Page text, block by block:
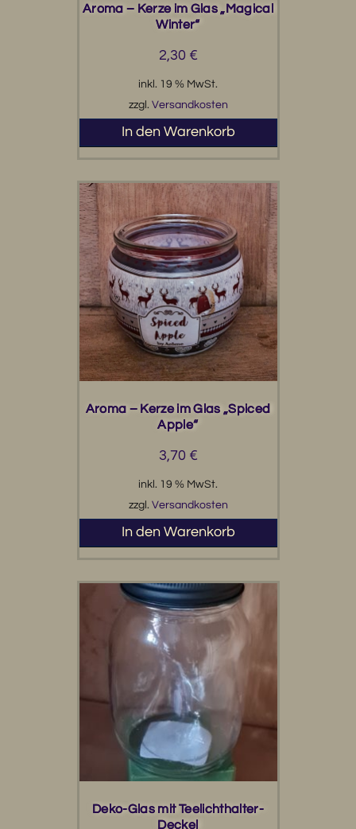
Aroma – Kerze im Glas „Magical
Winter“
2,30 €
inkl. 19 % MwSt.
zzgl. Versandkosten
In den Warenkorb
Aroma – Kerze im Glas „Spiced
Apple“
3,70 €
inkl. 19 % MwSt.
zzgl. Versandkosten
In den Warenkorb
Deko-Glas mit Teelichthalter-
Deckel